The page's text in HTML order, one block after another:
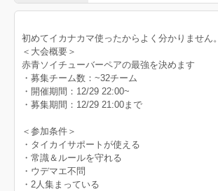
初めてイカナカマ使ったからよく分かりません。
＜大会概要＞
赤青ソイチューバーペアの最強を決めます
・募集チーム数：~32チーム
・開催期間：12/29 22:00~
・募集期間：12/29 21:00まで
＜参加条件＞
・タイカイサポートが使える
・常識＆ルールを守れる
・ウデマエ不問
・2人集まっている